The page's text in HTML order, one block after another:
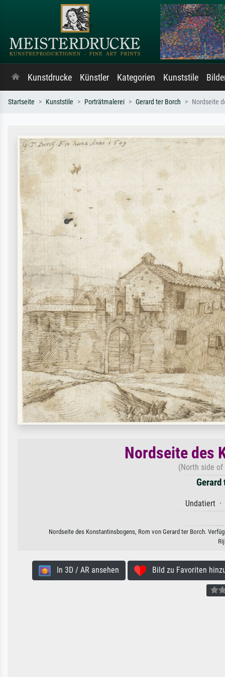
Kunstdrucke Künstler Kategorien Kunststile
Startseite Kunststile Porträtmalerei Gerard ter Borch Nordseite
Nordseite des
(North side of
Gerard
Undatiert ·
Nordseite des Konstantinsbogens, Rom von Gerard ter Borch.
In 3D / AR ansehen Bild zu Favoriten